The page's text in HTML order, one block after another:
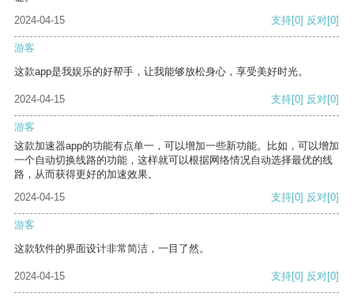
2024-04-15
支持[0] 反对[0]
游客
这款app是我娱乐的好帮手，让我能够放松身心，享受美好时光。
2024-04-15 支持[0] 反对[0]
游客
这款加速器app的功能有点单一，可以增加一些新功能。比如，可以增加
一个自动切换线路的功能，这样就可以根据网络情况自动选择最优的线
路，从而获得更好的加速效果。
2024-04-15
支持[0] 反对[0]
游客
这款软件的界面设计非常简洁，一目了然。
2024-04-15 支持[0] 反对[0]